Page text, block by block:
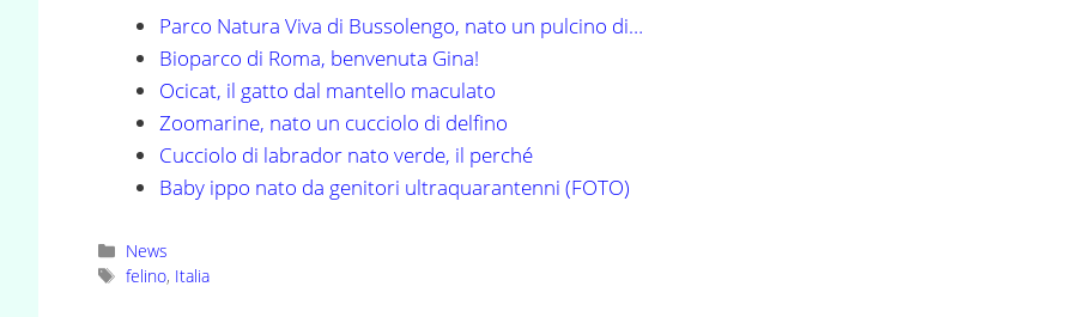
Parco Natura Viva di Bussolengo, nato un pulcino di…
Bioparco di Roma, benvenuta Gina!
Ocicat, il gatto dal mantello maculato
Zoomarine, nato un cucciolo di delfino
Cucciolo di labrador nato verde, il perché
Baby ippo nato da genitori ultraquarantenni (FOTO)
Categorie
News
Tag
felino, Italia